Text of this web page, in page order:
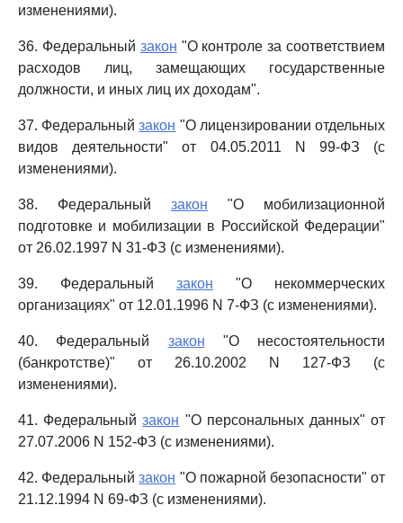
изменениями).
36. Федеральный закон "О контроле за соответствием
расходов лиц, замещающих государственные
должности, и иных лиц их доходам".
37. Федеральныйзакон "О лицензировании отдельных
видов деятельности" от 04.05.2011 N 99-ФЗ (с
изменениями).
38. Федеральный закон "О мобилизационной
подготовке и мобилизации в Российской Федерации"
от 26.02.1997 N 31-ФЗ (с изменениями).
39. Федеральный закон "О некоммерческих
организациях" от 12.01.1996 N 7-ФЗ (с изменениями).
40. Федеральный закон "О несостоятельности
(банкротстве)" от 26.10.2002 N 127-ФЗ (с
изменениями).
41. Федеральныйзакон "О персональных данных" от
27.07.2006 N 152-ФЗ (с изменениями).
42. Федеральныйзакон "О пожарной безопасности" от
21.12.1994 N 69-ФЗ (с изменениями).